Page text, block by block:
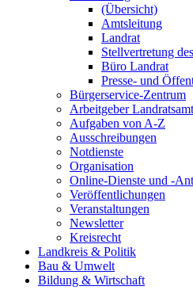
(Übersicht)
Amtsleitung
Landrat
Stellvertretung
Büro Landrat
Presse- und
Bürgerservice-Zentrum
Arbeitgeber Landratsamt
Aufgaben von A-Z
Ausschreibungen
Notdienste
Organisation
Online-Dienste und -
Veröffentlichungen
Veranstaltungen
Newsletter
Kreisrecht
Landkreis & Politik
Bau & Umwelt
Bildung & Wirtschaft